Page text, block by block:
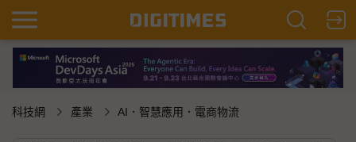
科技網 產業 AI．智慧應用．電商物流